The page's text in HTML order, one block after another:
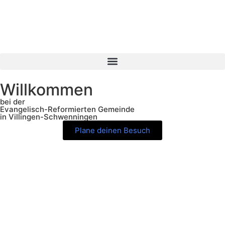
Willkommen
bei der
Evangelisch-Reformierten Gemeinde
in Villingen-Schwenningen
Plane deinen Besuch